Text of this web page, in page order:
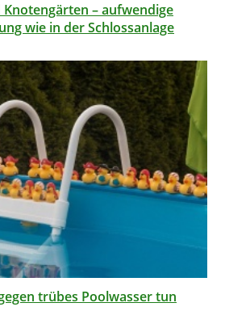
– aufwendige
wie in der Schlossanlage
trübes Poolwasser tun